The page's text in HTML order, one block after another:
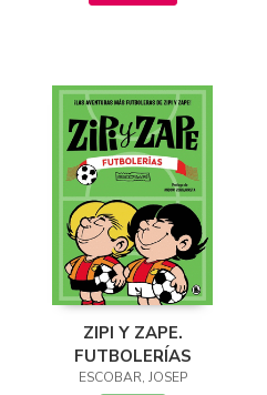
ZIPI Y ZAPE.
FUTBOLERÍAS
ESCOBAR, JOSEP